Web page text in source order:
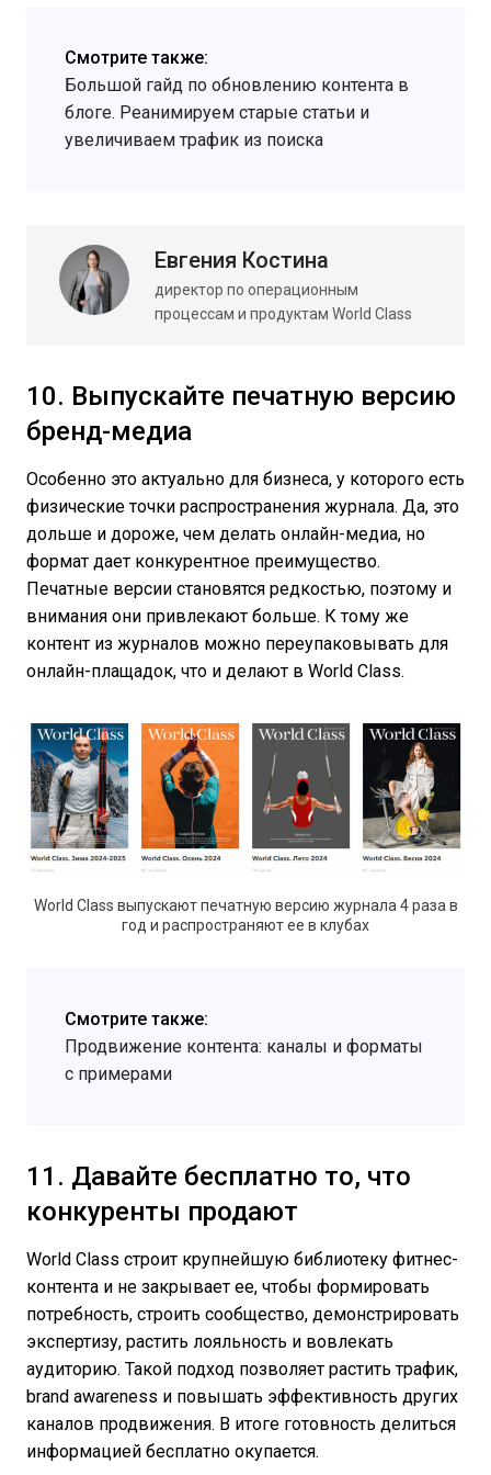
Смотрите также:
Большой гайд по обновлению контента в
блоге. Реанимируем старые статьи и
увеличиваем трафик из поиска
Евгения Костина
директор по операционным
процессам и продуктам World Class
10. Выпускайте печатную версию
бренд-медиа
Особенно это актуально для бизнеса, у которого есть
физические точки распространения журнала. Да, это
дольше и дороже, чем делать онлайн-медиа, но
формат дает конкурентное преимущество.
Печатные версии становятся редкостью, поэтому и
внимания они привлекают больше. К тому же
контент из журналов можно переупаковывать для
онлайн-плащадок, что и делают в World Class.
World Class выпускают печатную версию журнала 4 раза в
год и распространяют ее в клубах
Смотрите также:
Продвижение контента: каналы и форматы
с примерами
11. Давайте бесплатно то, что
конкуренты продают
World Class строит крупнейшую библиотеку фитнес-
контента и не закрывает ее, чтобы формировать
потребность, строить сообщество, демонстрировать
экспертизу, растить лояльность и вовлекать
аудиторию. Такой подход позволяет растить трафик,
brand awareness и повышать эффективность других
каналов продвижения. В итоге готовность делиться
информацией бесплатно окупается.